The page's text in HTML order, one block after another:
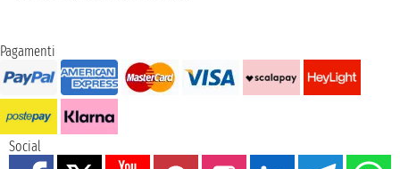
Pagamenti
Social